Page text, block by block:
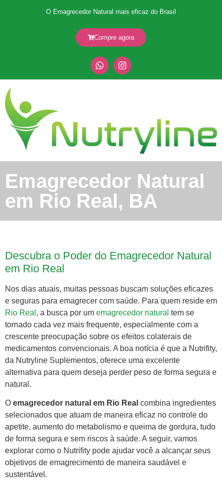
O Emagrecedor Natural mais eficaz do Brasil
Compre agora
Emagrecedor Natural
em Rio Real, BA
Descubra o Poder do Emagrecedor Natural
em Rio Real
Nos dias atuais, muitas pessoas buscam soluções eficazes
e seguras para emagrecer com saúde. Para quem reside em
Rio Real , a busca por um emagrecedor natural tem se
tornado cada vez mais frequente, especialmente com a
crescente preocupação sobre os efeitos colaterais de
medicamentos convencionais. A boa notícia é que a Nutrifity,
da Nutryline Suplementos, oferece uma excelente
alternativa para quem deseja perder peso de forma segura e
natural.
O emagrecedor natural em Rio Real combina ingredientes
selecionados que atuam de maneira eficaz no controle do
apetite, aumento do metabolismo e queima de gordura, tudo
de forma segura e sem riscos à saúde. A seguir, vamos
explorar como o Nutrifity pode ajudar você a alcançar seus
objetivos de emagrecimento de maneira saudável e
sustentável.